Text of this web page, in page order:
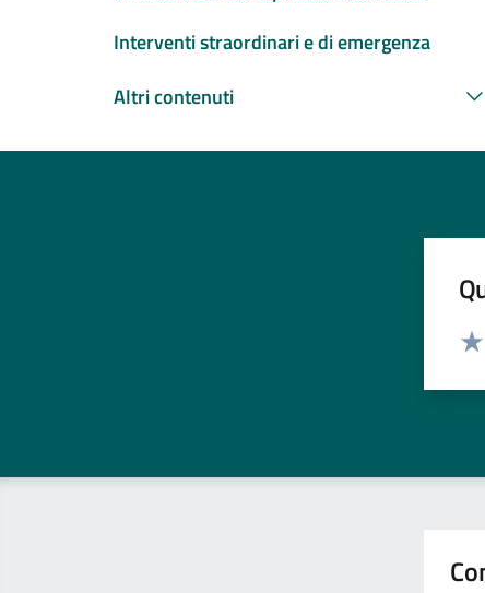
Interventi straordinari e di emergenza
Altri contenuti